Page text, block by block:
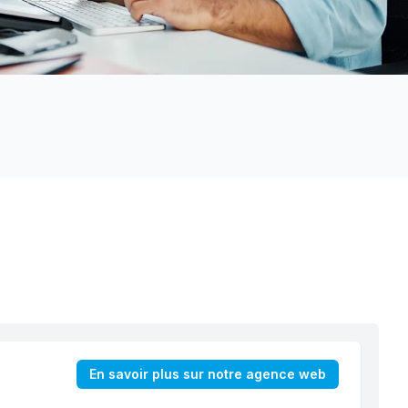
En savoir plus sur notre agence web